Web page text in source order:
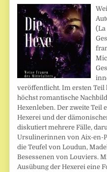
veröffentlicht. Im ersten Teil
höchst romantische
Hexenleben. Der zweite Teil
Hexerei und der
diskutiert mehrere Fälle,
Ursulinerinnen von Aix-en-
die Teufel von Loudun,
Besessenen von Louviers.
Ausübung der Hexerei eine